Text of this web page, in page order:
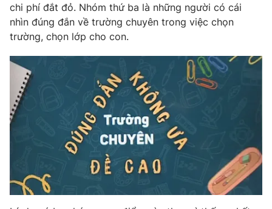
chi phí đắt đỏ. Nhóm thứ ba là những người có cái
nhìn đúng đắn về trường chuyên trong việc chọn
trường, chọn lớp cho con.